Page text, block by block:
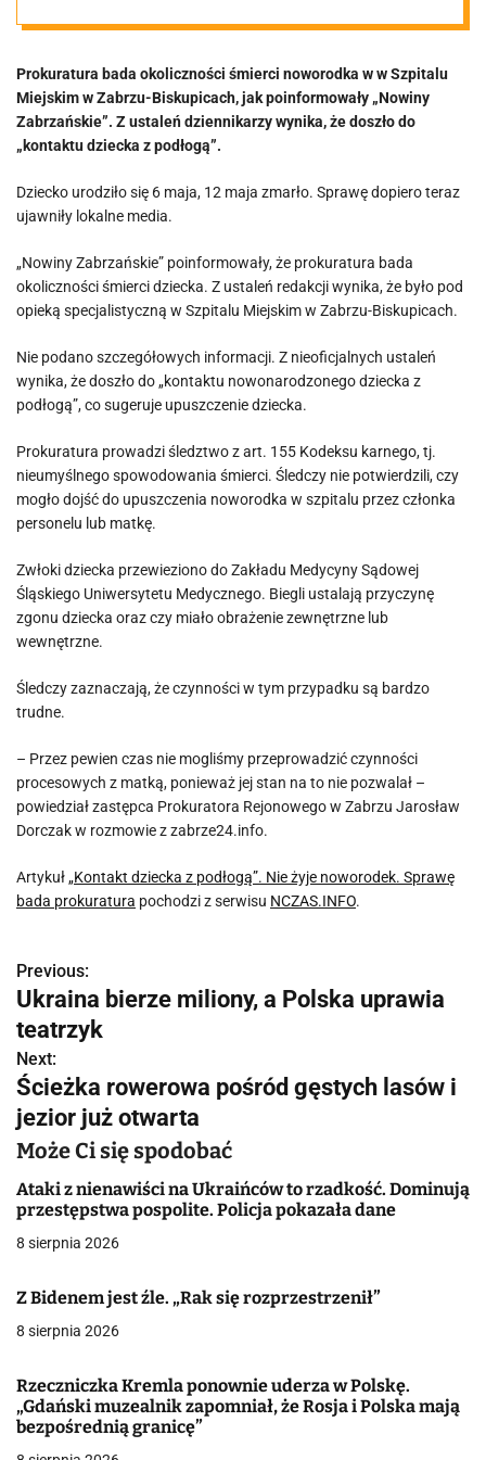
noworodek.
Sprawę bada
prokuratura
Prokuratura bada okoliczności śmierci noworodka w w Szpitalu
Miejskim w Zabrzu-Biskupicach, jak poinformowały „Nowiny
Zabrzańskie”. Z ustaleń dziennikarzy wynika, że doszło do
„kontaktu dziecka z podłogą”.
Dziecko urodziło się 6 maja, 12 maja zmarło. Sprawę dopiero teraz
ujawniły lokalne media.
„Nowiny Zabrzańskie” poinformowały, że prokuratura bada
okoliczności śmierci dziecka. Z ustaleń redakcji wynika, że było pod
opieką specjalistyczną w Szpitalu Miejskim w Zabrzu-Biskupicach.
Nie podano szczegółowych informacji. Z nieoficjalnych ustaleń
wynika, że doszło do „kontaktu nowonarodzonego dziecka z
podłogą”, co sugeruje upuszczenie dziecka.
Prokuratura prowadzi śledztwo z art. 155 Kodeksu karnego, tj.
nieumyślnego spowodowania śmierci. Śledczy nie potwierdzili, czy
mogło dojść do upuszczenia noworodka w szpitalu przez członka
personelu lub matkę.
Zwłoki dziecka przewieziono do Zakładu Medycyny Sądowej
Śląskiego Uniwersytetu Medycznego. Biegli ustalają przyczynę
zgonu dziecka oraz czy miało obrażenie zewnętrzne lub
wewnętrzne.
Śledczy zaznaczają, że czynności w tym przypadku są bardzo
trudne.
– Przez pewien czas nie mogliśmy przeprowadzić czynności
procesowych z matką, ponieważ jej stan na to nie pozwalał –
powiedział zastępca Prokuratora Rejonowego w Zabrzu Jarosław
Dorczak w rozmowie z zabrze24.info.
Artykuł„Kontakt dziecka z podłogą”. Nie żyje noworodek. Sprawę
bada prokuratura pochodzi z serwisu NCZAS.INFO.
N
a
w
i
g
a
c
a
p
i
Previous:
Ukraina bierze miliony, a Polska uprawia
teatrzyk
Next:
Ścieżka rowerowa pośród gęstych lasów i
jezior już otwarta
Może Ci się spodobać
Ataki z nienawiści na Ukraińców to rzadkość. Dominują
przestępstwa pospolite. Policja pokazała dane
8 sierpnia 2026
Z Bidenem jest źle. „Rak się rozprzestrzenił”
8 sierpnia 2026
Rzeczniczka Kremla ponownie uderza w Polskę.
„Gdański muzealnik zapomniał, że Rosja i Polska mają
bezpośrednią granicę”